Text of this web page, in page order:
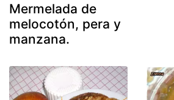
Mermelada de
melocotón, pera y
manzana.